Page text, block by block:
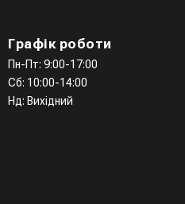
Графік роботи
Пн-Пт: 9:00-17:00
Сб: 10:00-14:00
Нд: Вихідний